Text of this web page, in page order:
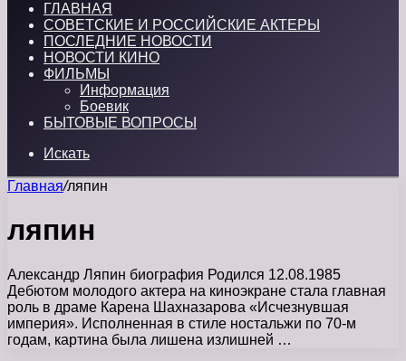
ГЛАВНАЯ
СОВЕТСКИЕ И РОССИЙСКИЕ АКТЕРЫ
ПОСЛЕДНИЕ НОВОСТИ
НОВОСТИ КИНО
ФИЛЬМЫ
Информация
Боевик
БЫТОВЫЕ ВОПРОСЫ
Искать
Главная/ляпин
ляпин
Александр Ляпин биография Родился 12.08.1985
Дебютом молодого актера на киноэкране стала главная
роль в драме Карена Шахназарова «Исчезнувшая
империя». Исполненная в стиле ностальжи по 70-м
годам, картина была лишена излишней …